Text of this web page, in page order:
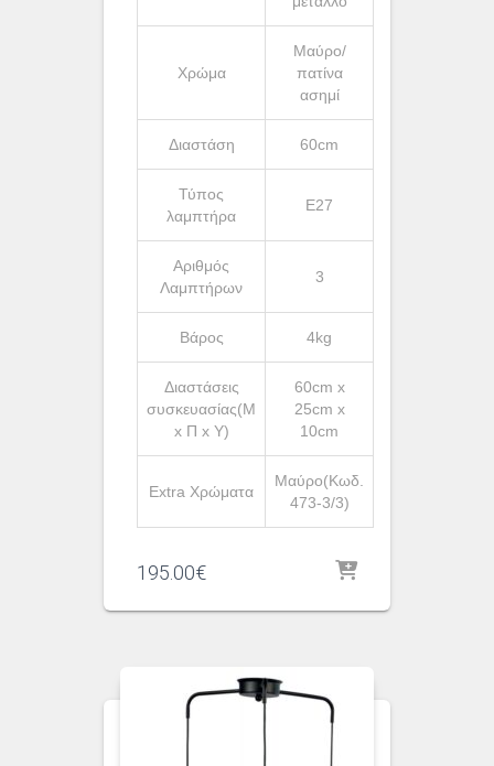
Χρώμα
Μαύρο/
πατίνα
ασημί
Διαστάση 60cm
Τύπος
λαμπτήρα
Ε27
Αριθμός
Λαμπτήρων
3
Βάρος 4kg
Διαστάσεις
συσκευασίας(Μ
x Π x Υ)
60cm x
25cm x
10cm
Extra Χρώματα
Μαύρο(Κωδ.
473-3/3)
195.00€